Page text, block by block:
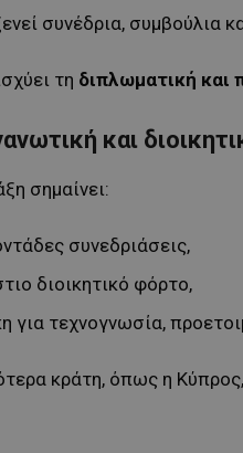
συνέδρια, συμβούλια
τη διπλωματική και
και
σημαίνει:
συνεδριάσεις,
διοικητικό φόρτο,
για τεχνογνωσία,
κράτη, όπως η Κύπρος,